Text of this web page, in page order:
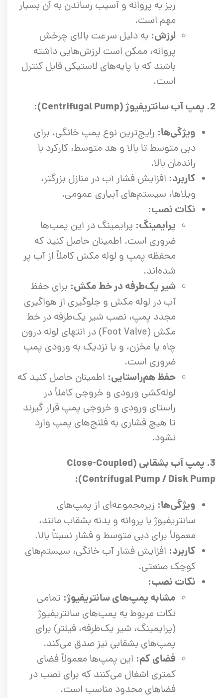
ریز به پروانه و آسیب رساندن به آن بسیار
مهم است.
لرزش: به دلیل سرعت بالای چرخش
پروانه، ممکن است لرزش‌هایی داشته
باشند که با پایه‌های لاستیکی قابل کنترل
است.
2. پمپ آب سانتریفیوژ (Centrifugal Pump):
ویژگی‌ها: رایج‌ترین نوع پمپ خانگی، برای
دبی متوسط تا بالا و هد متوسط، کارکرد با
راندمان بالا.
کاربرد: افزایش فشار آب در منازل بزرگتر،
ویلاها، سیستم‌های آبیاری عمومی.
نکات نصب:
پرایمینگ: پرایمینگ در این پمپ‌ها
ضروری است. اطمینان حاصل کنید که
محفظه پمپ و لوله مکش کاملاً از آب پر
شده‌اند.
شیر یک‌طرفه در خط مکش: برای حفظ
آب در لوله مکش و جلوگیری از هواگیری
مجدد پمپ، نصب شیر یک‌طرفه در خط
مکش (Foot Valve) در انتهای لوله درون
چاه یا مخزن، و یا نزدیک به ورودی پمپ
ضروری است.
حفظ هم‌راستایی: اطمینان حاصل کنید که
لوله‌کشی ورودی و خروجی کاملاً در
راستای ورودی و خروجی پمپ قرار گیرند
تا هیچ فشاری به فلنج‌های پمپ وارد
نشود.
3. پمپ آب بشقابی (Close-Coupled
Centrifugal Pump / Disk Pump):
ویژگی‌ها: زیرمجموعه‌ای از پمپ‌های
سانتریفیوژ با پروانه و بدنه بشقاب مانند،
معمولاً برای دبی متوسط و فشار نسبتاً بالا.
کاربرد: افزایش فشار آب خانگی، سیستم‌های
کوچک صنعتی.
نکات نصب:
مشابه پمپ‌های سانتریفیوژ: تمامی
نکات مربوط به پمپ‌های سانتریفیوژ
(پرایمینگ، شیر یک‌طرفه، فیلتر) برای
پمپ‌های بشقابی نیز صدق می‌کند.
فضای کم: این پمپ‌ها معمولاً فضای
کمتری اشغال می‌کنند که برای نصب در
فضاهای محدود مناسب است.